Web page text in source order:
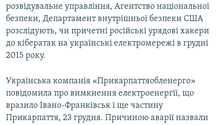
розвідувальне управління, Агентство національної
безпеки, Департамент внутрішньої безпеки США
розслідують, чи причетні російські урядові хакери
до кібератак на українські електромережі в грудні
2015 року.
Українська компанія «Прикарпаттяобленерго»
повідомила про вимкнення електроенергії, що
вразило Івано-Франківськ і ще частину
Прикарпаття, 23 грудня. Причиною аварії назвали